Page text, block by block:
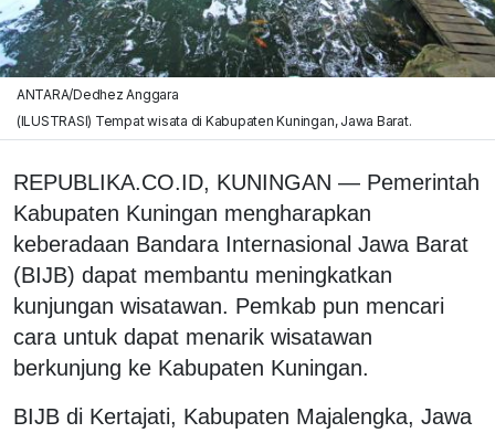
ANTARA/Dedhez Anggara
(ILUSTRASI) Tempat wisata di Kabupaten Kuningan, Jawa Barat.
REPUBLIKA.CO.ID, KUNINGAN — Pemerintah
Kabupaten Kuningan mengharapkan
keberadaan Bandara Internasional Jawa Barat
(BIJB) dapat membantu meningkatkan
kunjungan wisatawan. Pemkab pun mencari
cara untuk dapat menarik wisatawan
berkunjung ke Kabupaten Kuningan.
BIJB di Kertajati, Kabupaten Majalengka, Jawa